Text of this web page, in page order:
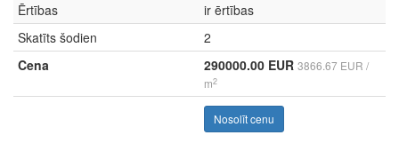
Ērtības
ir ērtības
Skatīts šodien
2
Cena
290000.00 EUR 3866.67 EUR /
m2
Nosolīt cenu